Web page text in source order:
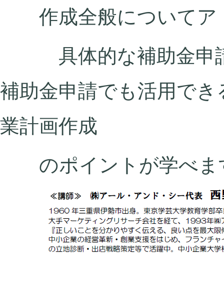
作成全般についてア
具体的な補助金申請
補助金申請でも活用で
業計画作成
のポイントが学べま